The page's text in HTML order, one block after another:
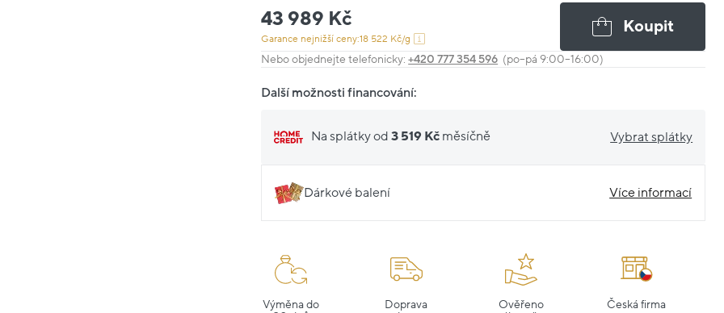
43 989 Kč
Garance nejnižší ceny:18 522 Kč/g
Koupit
Nebo objednejte telefonicky:+420 777 354 596 (po–pá 9:00–16:00)
Další možnosti financování:
Na splátky od3 519 Kč měsíčně Vybrat splátky
Dárkové balení Více informací
Výměna do
Doprava
Ověřeno
Česká firma